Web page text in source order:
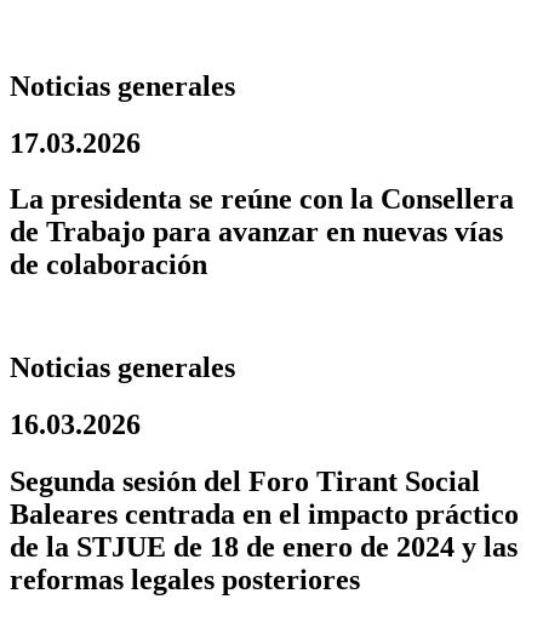
Noticias generales
17.03.2026
La presidenta se reúne con la Consellera
de Trabajo para avanzar en nuevas vías
de colaboración
Noticias generales
16.03.2026
Segunda sesión del Foro Tirant Social
Baleares centrada en el impacto práctico
de la STJUE de 18 de enero de 2024 y las
reformas legales posteriores